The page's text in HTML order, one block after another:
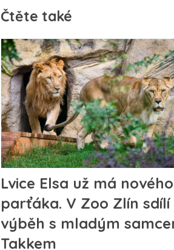
Čtěte také
Lvice Elsa už má nového
parťáka. V Zoo Zlín sdílí
výběh s mladým
Takkem